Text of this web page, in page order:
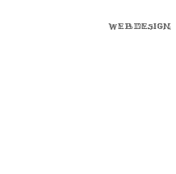
Webdesign